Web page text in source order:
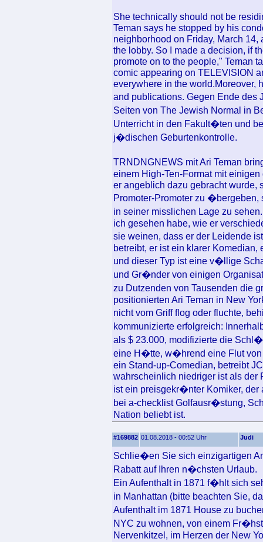
She technically should not be
Teman says he stopped by his
neighborhood on Friday, March
the lobby. So I made a decision, if
promote on to the people," Teman
comic appearing on TELEVISION
everywhere in the world.Moreover,
and publications. Gegen Ende
Seiten von The Jewish Normal in
Unterricht in den Fakult�ten und
j�dischen Geburtenkontrolle.
TRNDNGNEWS mit Ari Teman
einem High-Ten-Format mit
er angeblich dazu gebracht
Promoter-Promoter zu �bergeben,
in seiner misslichen Lage zu
ich gesehen habe, wie er
sie weinen, dass er der Leidende
betreibt, er ist ein klarer Komedian,
und dieser Typ ist eine v�llige
und Gr�nder von einigen
zu Dutzenden von Tausenden
positionierten Ari Teman in New
nicht vom Griff flog oder fluchte,
kommunizierte erfolgreich:
als $ 23.000, modifizierte die
eine H�tte, w�hrend eine Flut
ein Stand-up-Comedian, betreibt
wahrscheinlich niedriger ist als der
ist ein preisgekr�nter Komiker, der
bei a-checklist Golfausr�stung,
Nation beliebt ist.
#169882 01.08.2018 - 00:52 Uhr Judi
Schlie�en Sie sich einzigartigen
Rabatt auf Ihren n�chsten Urlaub.
Ein Aufenthalt in 1871 f�hlt sich
in Manhattan (bitte beachten Sie,
Aufenthalt im 1871 House zu
NYC zu wohnen, von einem
Nervenkitzel, im Herzen der New